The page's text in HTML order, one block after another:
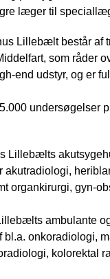
læger til
Lillebælt består af
som råder
end udstyr, og er
undersøgelser
Lillebælts
akutradiologi,
organkirurgi, gyn-
ambulante
bl.a. onkoradiologi,
kolorektal